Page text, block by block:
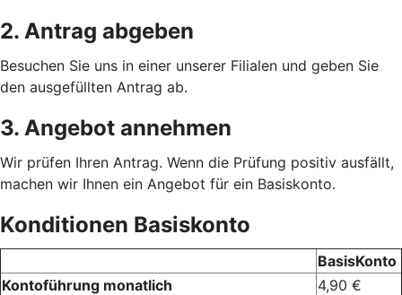
2. Antrag abgeben
Besuchen Sie uns in einer unserer Filialen und geben Sie
den ausgefüllten Antrag ab.
3. Angebot annehmen
Wir prüfen Ihren Antrag. Wenn die Prüfung positiv ausfällt,
machen wir Ihnen ein Angebot für ein Basiskonto.
Konditionen Basiskonto
BasisKonto
Kontoführung monatlich
4,90 €